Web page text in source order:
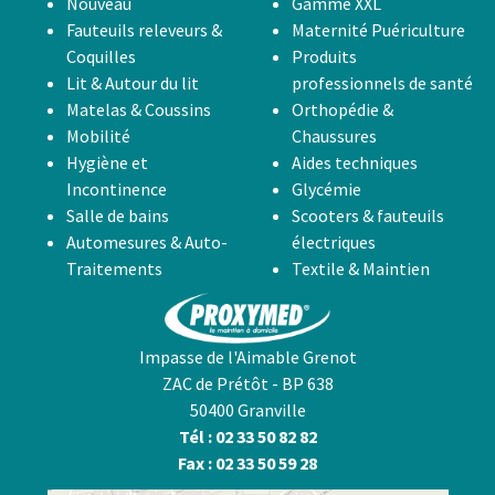
Fauteuils releveurs &
Coquilles
Lit & Autour du lit
Matelas & Coussins
Mobilité
Hygiène et
Incontinence
Salle de bains
Automesures & Auto-
Traitements
Maternité Puériculture
Produits
professionnels de santé
Orthopédie &
Chaussures
Aides techniques
Glycémie
Scooters & fauteuils
électriques
Textile & Maintien
Impasse de l'Aimable Grenot
ZAC de Prétôt - BP 638
50400 Granville
Tél : 02 33 50 82 82
Fax : 02 33 50 59 28